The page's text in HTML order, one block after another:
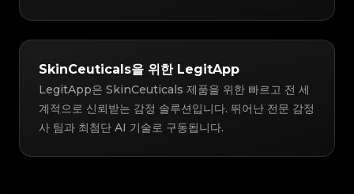
SkinCeuticals을 위한 LegitApp
LegitApp은 SkinCeuticals 제품을 위한 빠르고 전 세
계적으로 신뢰받는 감정 솔루션입니다. 뛰어난 전문 감정
사 팀과 최첨단 AI 기술로 구동됩니다.